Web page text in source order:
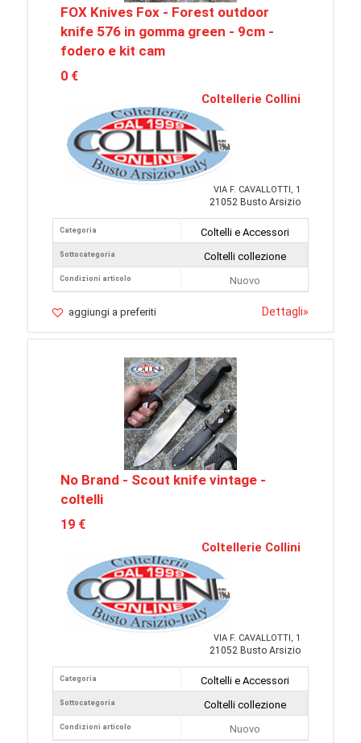
FOX Knives Fox - Forest outdoor
knife 576 in gomma green - 9cm -
fodero e kit cam
0 €
Coltellerie Collini
VIA F. CAVALLOTTI, 1
21052 Busto Arsizio
Categoria
Sottocategoria
Condizioni articolo
Coltelli e Accessori
Coltelli collezione
Nuovo
aggiungi a preferiti Dettagli»
No Brand - Scout knife vintage -
coltelli
19 €
Coltellerie Collini
VIA F. CAVALLOTTI, 1
21052 Busto Arsizio
Categoria
Sottocategoria
Condizioni articolo
Coltelli e Accessori
Coltelli collezione
Nuovo